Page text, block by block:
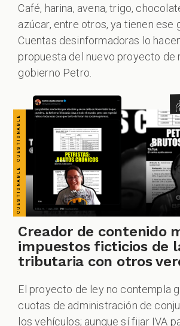
Café, harina, avena, trigo,
azúcar, entre otros, ya tienen ese
Cuentas desinformadoras lo
propuesta del nuevo proyecto de
gobierno Petro.
Creador de contenido
impuestos ficticios de
tributaria con otros
El proyecto de ley no contempla
cuotas de administración de
los vehículos; aunque sí fijar IVA